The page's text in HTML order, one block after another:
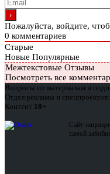
Пожалуйста, войдите,
0 комментариев
Старые
Новые Популярные
Межтекстовые Отзывы
Посмотреть все
Вопросы по материалам и
Отдел рекламы и спецпроектов:
Контент 18+
Сайт
самой